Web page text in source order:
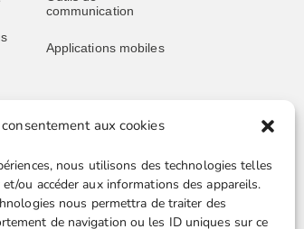
aux cookies
nous utilisons des technologies telles
ou accéder aux informations des appareils.
nous permettra de traiter des
de navigation ou les ID uniques sur ce
communication
Applications mobiles
Liens utiles
Boutique en ligne
Espace Presse